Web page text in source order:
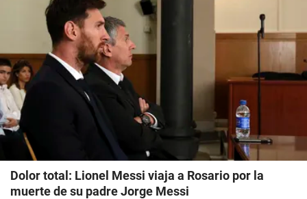
Dolor total: Lionel Messi viaja a Rosario por la
muerte de su padre Jorge Messi